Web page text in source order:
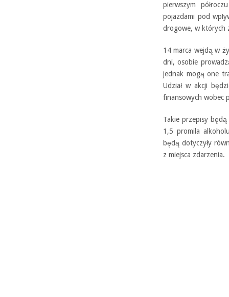
pierwszym
pojazdami pod
drogowe, w których
14 marca wejdą w
dni, osobie
jednak mogą one
Udział w akcji
finansowych wobec
Takie przepisy
1,5 promila
będą dotyczyły
z miejsca zdarzenia.